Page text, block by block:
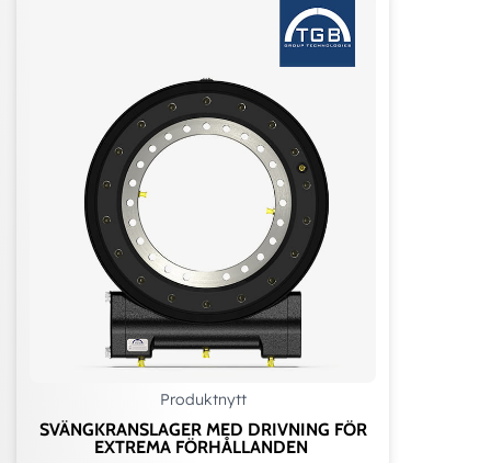
Produktnytt
SVÄNGKRANSLAGER MED DRIVNING FÖR
EXTREMA FÖRHÅLLANDEN